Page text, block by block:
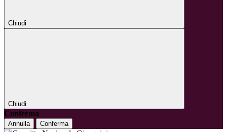
Chiudi
Chiudi
Conferma
Annulla Conferma